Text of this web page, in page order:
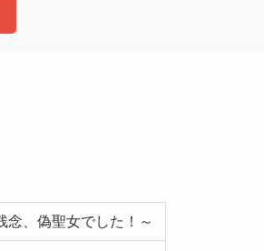
念、偽聖女でした！～